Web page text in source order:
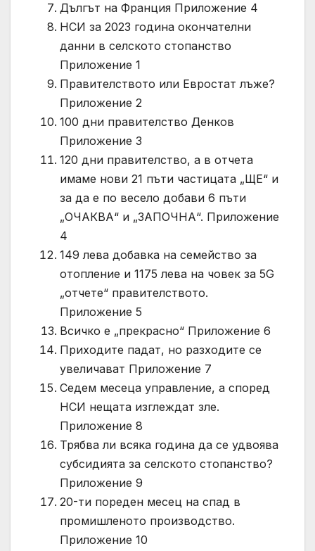
Дългът на Франция Приложение 4
НСИ за 2023 година окончателни
данни в селското стопанство
Приложение 1
Правителството или Евростат лъже?
Приложение 2
100 дни правителство Денков
Приложение 3
120 дни правителство, а в отчета
имаме нови 21 пъти частицата „ЩЕ“ и
за да е по весело добави 6 пъти
„ОЧАКВА“ и „ЗАПОЧНА“. Приложение
4
149 лева добавка на семейство за
отопление и 1175 лева на човек за 5G
„отчете“ правителството.
Приложение 5
Всичко е „прекрасно“ Приложение 6
Приходите падат, но разходите се
увеличават Приложение 7
Седем месеца управление, а според
НСИ нещата изглеждат зле.
Приложение 8
Трябва ли всяка година да се удвоява
субсидията за селското стопанство?
Приложение 9
20-ти пореден месец на спад в
промишленото производство.
Приложение 10